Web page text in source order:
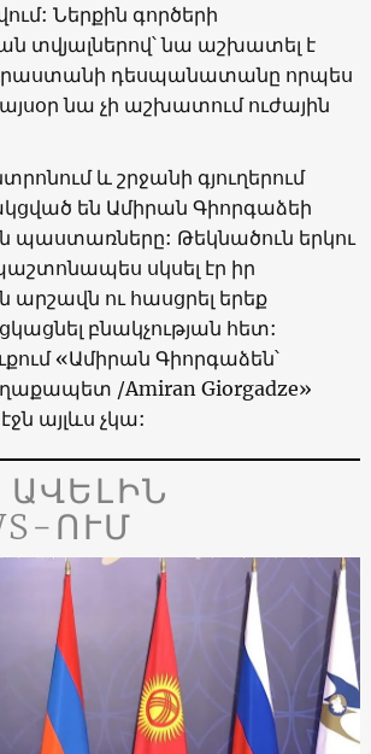
Ներքին գործերի
տվյալներով՝ նա աշխատել է
դեսպանատանը որպես
նա չի աշխատում ուժային
և շրջանի գյուղերում
են Ամիրան Գիորգաձեի
Թեկնածուն երկու
սկսել էր իր
ու հասցրել երեք
բնակչության հետ:
«Ամիրան Գիորգաձեն՝
/Amiran Giorgadze»
այլևս չկա:
ՈՒՄ